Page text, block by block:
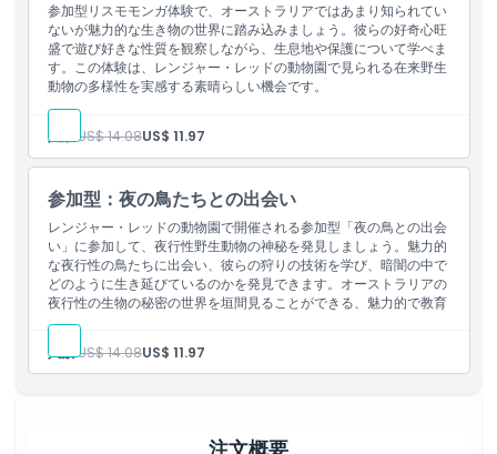
参加型リスモモンガ体験で、オーストラリアではあまり知られてい
ないが魅力的な生き物の世界に踏み込みましょう。彼らの好奇心旺
盛で遊び好きな性質を観察しながら、生息地や保護について学べま
す。この体験は、レンジャー・レッドの動物園で見られる在来野生
動物の多様性を実感する素晴らしい機会です。
人数: US$ 14.08US$ 11.97
参加型：夜の鳥たちとの出会い
レンジャー・レッドの動物園で開催される参加型「夜の鳥との出会
い」に参加して、夜行性野生動物の神秘を発見しましょう。魅力的
な夜行性の鳥たちに出会い、彼らの狩りの技術を学び、暗闇の中で
どのように生き延びているのかを発見できます。オーストラリアの
夜行性の生物の秘密の世界を垣間見ることができる、魅力的で教育
的な体験です。
人数:US$ 14.08US$ 11.97